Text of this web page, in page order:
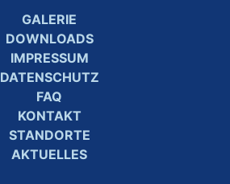
GALERIE
DOWNLOADS
IMPRESSUM
DATENSCHUTZ
FAQ
KONTAKT
STANDORTE
AKTUELLES